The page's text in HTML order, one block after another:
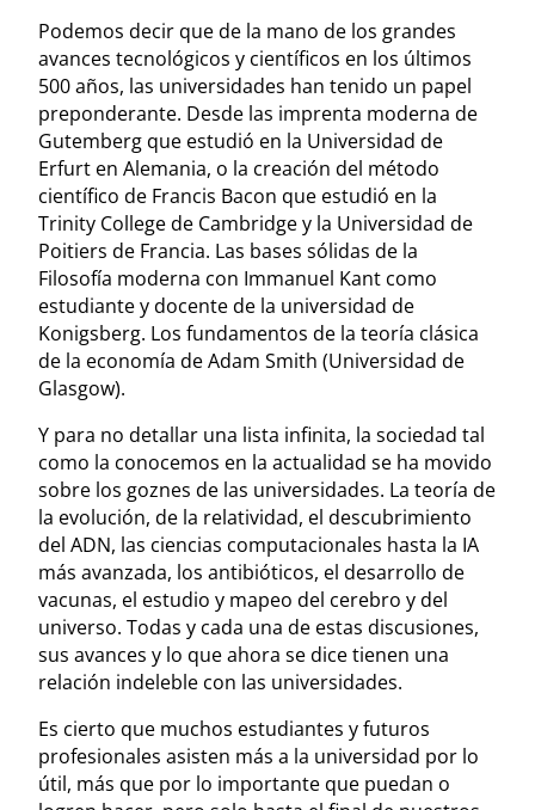
Podemos decir que de la mano de los grandes
avances tecnológicos y científicos en los últimos
500 años, las universidades han tenido un papel
preponderante. Desde las imprenta moderna de
Gutemberg que estudió en la Universidad de
Erfurt en Alemania, o la creación del método
científico de Francis Bacon que estudió en la
Trinity College de Cambridge y la Universidad de
Poitiers de Francia. Las bases sólidas de la
Filosofía moderna con Immanuel Kant como
estudiante y docente de la universidad de
Konigsberg. Los fundamentos de la teoría clásica
de la economía de Adam Smith (Universidad de
Glasgow).
Y para no detallar una lista infinita, la sociedad tal
como la conocemos en la actualidad se ha movido
sobre los goznes de las universidades. La teoría de
la evolución, de la relatividad, el descubrimiento
del ADN, las ciencias computacionales hasta la IA
más avanzada, los antibióticos, el desarrollo de
vacunas, el estudio y mapeo del cerebro y del
universo. Todas y cada una de estas discusiones,
sus avances y lo que ahora se dice tienen una
relación indeleble con las universidades.
Es cierto que muchos estudiantes y futuros
profesionales asisten más a la universidad por lo
útil, más que por lo importante que puedan o